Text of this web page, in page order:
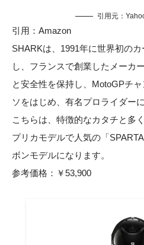
引用元：
引用： Amazon
SHARKは、1991年に世界初の
し、フランスで創業したメーカ
と安全性を保持し、MotoGPチ
ソをはじめ、有名プロライダー
こちらは、特徴的なカタチと多
プリカモデルで人気の「
ボンモデルになります。
参考価格：￥53,900